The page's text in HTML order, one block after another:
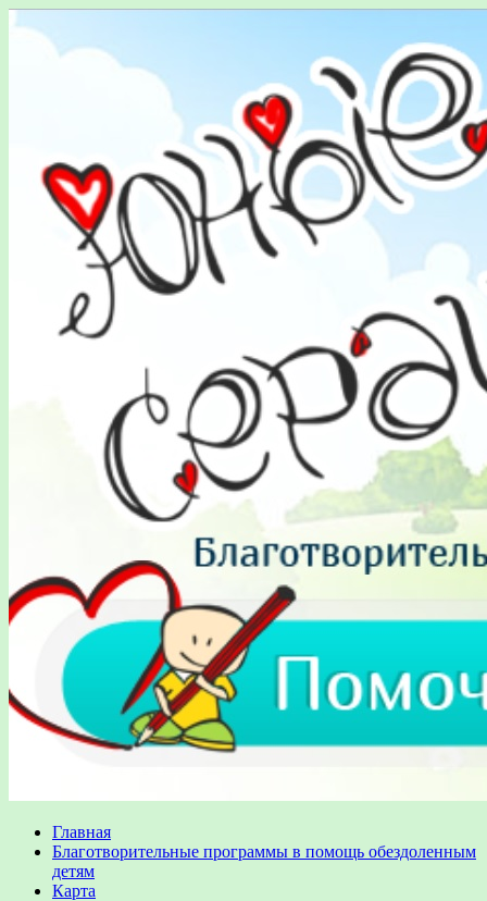
Главная
Благотворительные программы в помощь обездоленным
детям
Карта